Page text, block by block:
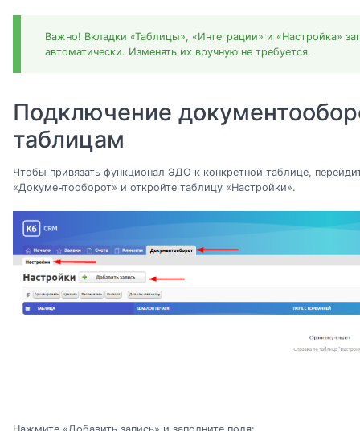
Важно! Вкладки «Таблицы», «Интеграции» и «Настройка»
автоматически. Изменять их вручную не требуется.
Подключение
таблицам
Чтобы привязать функционал ЭДО к конкретной таблице,
«Документооборот» и откройте таблицу «Настройки».